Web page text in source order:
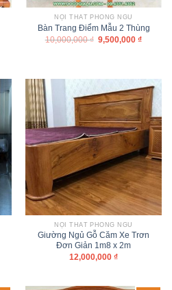
NỘI THẤT PHÒNG NGỦ
Bàn Trang Điểm Mẫu 2 Thùng
10,000,000₫ 9,500,000₫
NỘI THẤT PHÒNG NGỦ
Giường Ngủ Gỗ Căm Xe Trơn
Đơn Giản 1m8 x 2m
12,000,000 ₫